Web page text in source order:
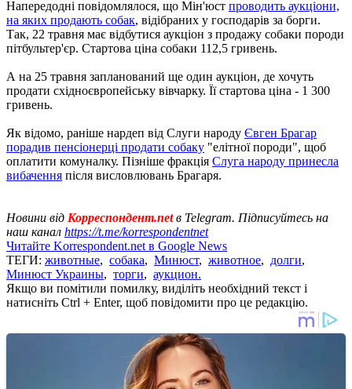
Напередодні повідомлялося, що Мін'юст проводить аукціони,
на яких продають собак, відібраних у господарів за борги.
Так, 22 травня має відбутися аукціон з продажу собаки породи
пітбультер'єр. Стартова ціна собаки 112,5 гривень.
А на 25 травня запланований ще один аукціон, де хочуть
продати східноєвропейську вівчарку. Її стартова ціна - 1 300
гривень.
Як відомо, раніше нардеп від Слуги народу Євген Брагар
порадив пенсіонерці продати собаку "елітної породи", щоб
оплатити комуналку. Пізніше фракція Слуга народу принесла
вибачення після висловлювань Брагаря.
Новини від Корреспондент.netв Telegram. Підписуйтесь на
наш канал https://t.me/korrespondentnet
Читайте Korrespondent.net в Google News
ТЕГИ: животные, собака, Минюст, животное, долги,
Минюст Украины, торги, аукцион.
Якщо ви помітили помилку, виділіть необхідний текст і
натисніть Ctrl + Enter, щоб повідомити про це редакцію.